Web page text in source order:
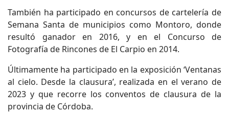
También ha participado en concursos de cartelería de
Semana Santa de municipios como Montoro, donde
resultó ganador en 2016, y en el Concurso de
Fotografía de Rincones de El Carpio en 2014.
Últimamente ha participado en la exposición ‘Ventanas
al cielo. Desde la clausura’, realizada en el verano de
2023 y que recorre los conventos de clausura de la
provincia de Córdoba.